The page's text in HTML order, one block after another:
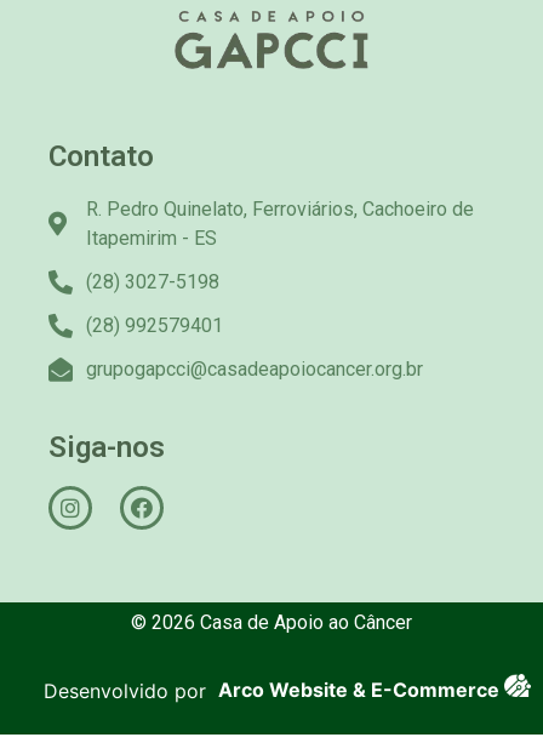
Contato
R. Pedro Quinelato, Ferroviários, Cachoeiro de
Itapemirim - ES
(28) 3027-5198
(28) 992579401
grupogapcci@casadeapoiocancer.org.br
Siga-nos
© 2026 Casa de Apoio ao Câncer
Desenvolvido por Arco Website & E-Commerce